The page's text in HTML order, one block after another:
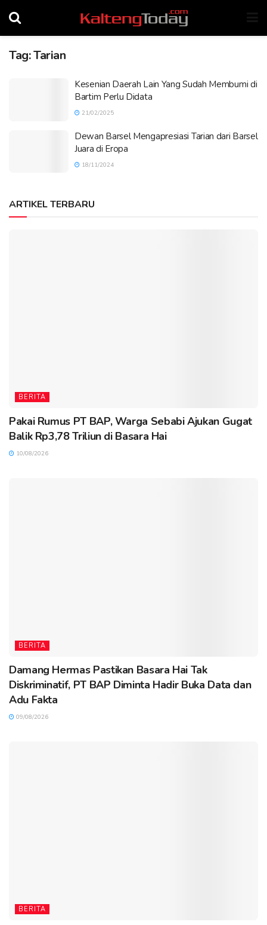
Tag:Tarian
Kesenian Daerah Lain Yang Sudah Membumi di
Bartim Perlu Didata
21/02/2025
Dewan Barsel Mengapresiasi Tarian dari Barsel
Juara di Eropa
18/11/2024
ARTIKEL TERBARU
BERITA
Pakai Rumus PT BAP, Warga Sebabi Ajukan Gugat
Balik Rp3,78 Triliun di Basara Hai
10/08/2026
BERITA
Damang Hermas Pastikan Basara Hai Tak
Diskriminatif, PT BAP Diminta Hadir Buka Data dan
Adu Fakta
09/08/2026
BERITA